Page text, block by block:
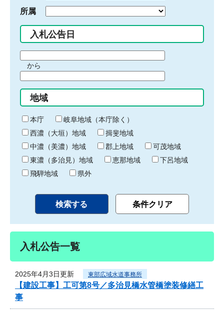
所属
入札公告日
間
始
り
から
間
終
わ
り
地域
本庁
岐阜地域（本庁除く）
西濃（大垣）地域
揖斐地域
中濃（美濃）地域
郡上地域
可茂地域
東濃（多治見）地域
恵那地域
下呂地域
飛騨地域
県外
入札公告一覧
2025年4月3日更新 東部広域水道事務所
【建設工事】工可第8号／多治見橋水管橋塗装修繕工
事